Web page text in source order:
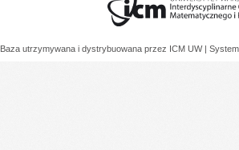
Baza utrzymywana i dystrybuowana przez ICM UW |